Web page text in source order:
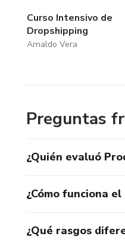
Curso Intensivo de
Dropshipping
Arnaldo Vera
Preguntas
¿Quién evaluó
¿Cómo funciona
¿Qué rasgos